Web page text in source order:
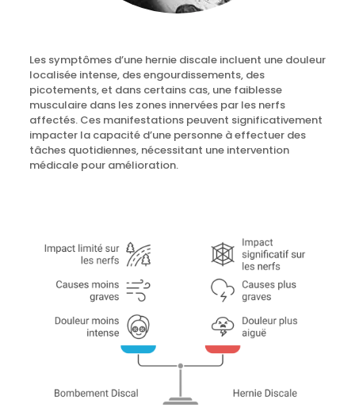
Les symptômes d’une hernie discale incluent une douleur
localisée intense, des engourdissements, des
picotements, et dans certains cas, une faiblesse
musculaire dans les zones innervées par les nerfs
affectés. Ces manifestations peuvent significativement
impacter la capacité d’une personne à effectuer des
tâches quotidiennes, nécessitant une intervention
médicale pour amélioration.